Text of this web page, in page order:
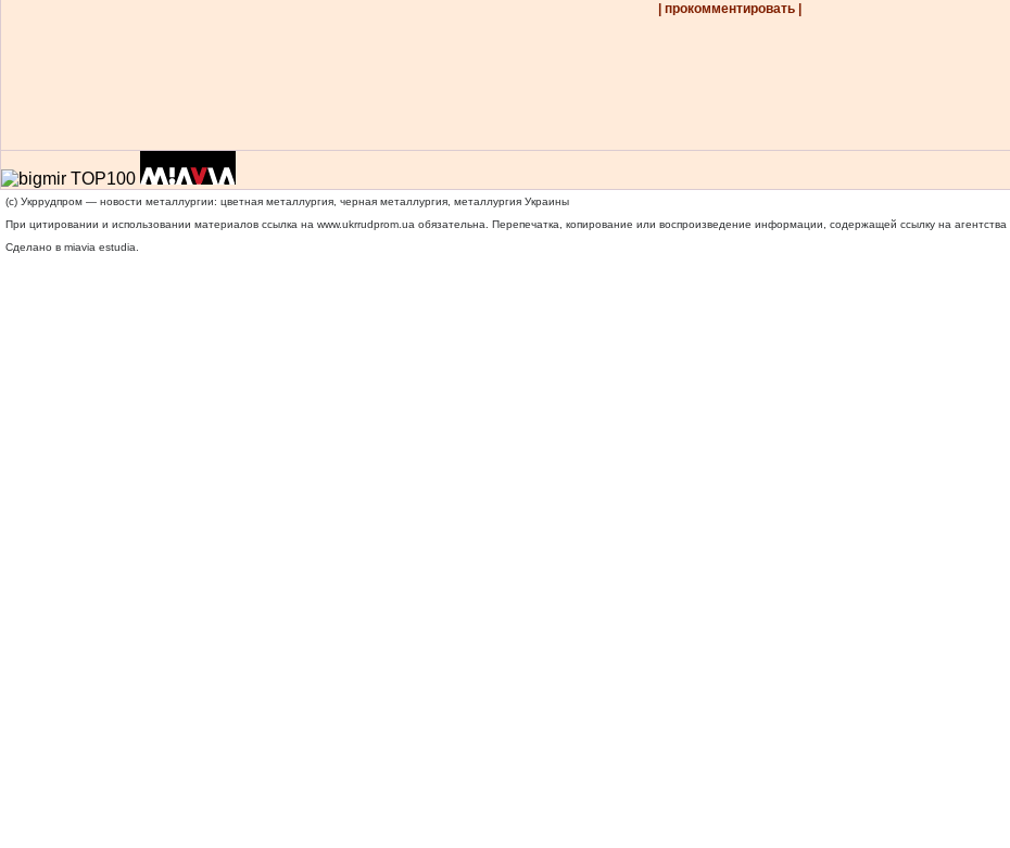
| прокомментировать |
(c) Укррудпром — новости металлургии: цветная металлургия, черная металлургия, металлургия Украины
При цитировании и использовании материалов ссылка на www.ukrrudprom.ua обязательна. Перепечатка, копирование или воспроизведение информации, содержащей ссылку на
Сделано в miavia estudia.